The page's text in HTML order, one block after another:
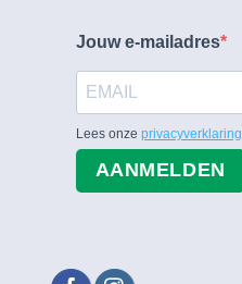
Jouw e-mailadres
Lees onze privacyverklaring
AANMELDEN